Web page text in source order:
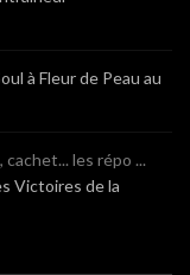
à Fleur de Peau au
les répo ...
Victoires de la